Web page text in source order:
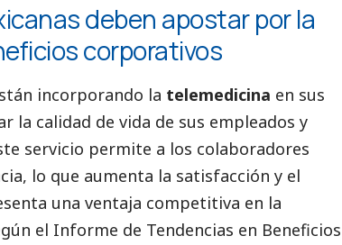
deben apostar por la
corporativos
incorporando la telemedicina en sus
la calidad de vida de sus empleados y
servicio permite a los colaboradores
lo que aumenta la satisfacción y el
una ventaja competitiva en la
el Informe de Tendencias en Beneficios